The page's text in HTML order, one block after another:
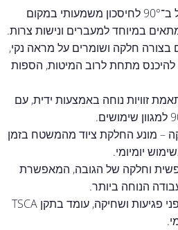
עיצוב מתקפל – מאפשר קיפול ב־90° לחיסכון משמעותי במקום
במיוחד למעברים ונישות צרות.
בצורה חלקה ושומרים על מראה נקי,
מתחת לרוב המיטות, הספות
זוויות נוחה באמצעות ידית, עם
– מונע החלקת ציוד מהמשטח בזמן
יומיומי.
וחלקה של הגובה, המאפשרת
הנוחה ביותר.
משטח MDF איכותי – עמיד בפני פגיעות ושחיקה, עומד בתקן TSCA